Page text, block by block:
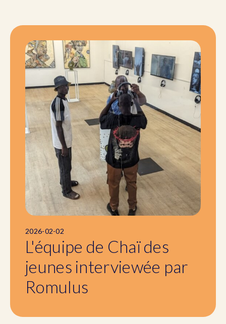
2026-02-02
L'équipe de Chaï des
jeunes interviewée par
Romulus